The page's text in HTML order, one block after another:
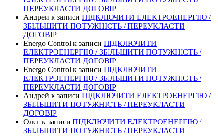
ПЕРЕУКЛАСТИ ДОГОВІР
Андрей к записи ПІДКЛЮЧИТИ ЕЛЕКТРОЕНЕРГІЮ /
ЗБІЛЬШИТИ ПОТУЖНІСТЬ / ПЕРЕУКЛАСТИ
ДОГОВІР
Energo Control к записи ПІДКЛЮЧИТИ
ЕЛЕКТРОЕНЕРГІЮ / ЗБІЛЬШИТИ ПОТУЖНІСТЬ /
ПЕРЕУКЛАСТИ ДОГОВІР
Energo Control к записи ПІДКЛЮЧИТИ
ЕЛЕКТРОЕНЕРГІЮ / ЗБІЛЬШИТИ ПОТУЖНІСТЬ /
ПЕРЕУКЛАСТИ ДОГОВІР
Андрей к записи ПІДКЛЮЧИТИ ЕЛЕКТРОЕНЕРГІЮ /
ЗБІЛЬШИТИ ПОТУЖНІСТЬ / ПЕРЕУКЛАСТИ
ДОГОВІР
Олег к записи ПІДКЛЮЧИТИ ЕЛЕКТРОЕНЕРГІЮ /
ЗБІЛЬШИТИ ПОТУЖНІСТЬ / ПЕРЕУКЛАСТИ